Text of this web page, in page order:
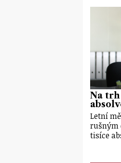
Na
Letní
rušným
tisíce